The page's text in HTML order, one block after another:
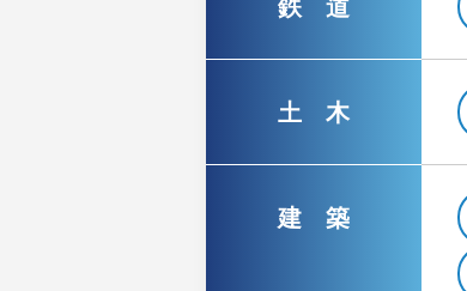
鉄 道
土 木
建 築